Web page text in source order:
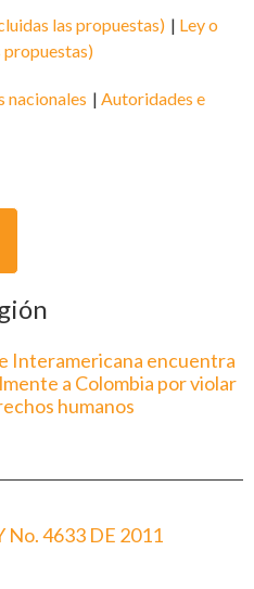
las propuestas) | Ley o
propuestas)
nacionales | Autoridades e
Interamericana encuentra
a Colombia por violar
humanos
No. 4633 DE 2011